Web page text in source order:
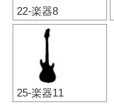
22-楽器8
25-楽器11